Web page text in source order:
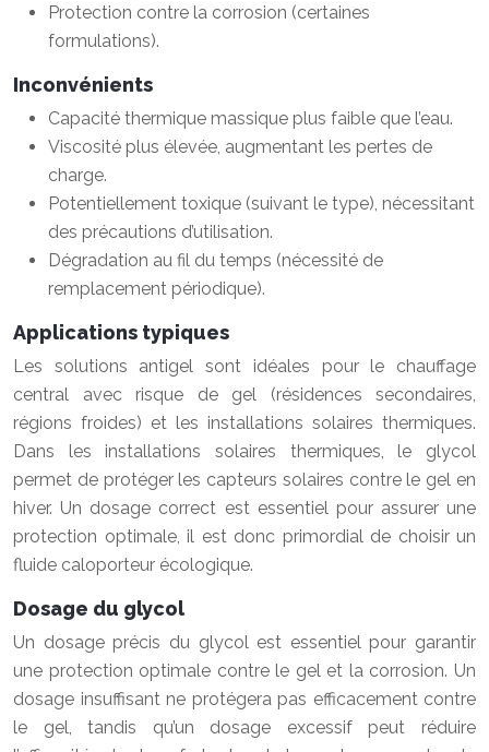
Protection contre la corrosion (certaines
formulations).
Inconvénients
Capacité thermique massique plus faible que l’eau.
Viscosité plus élevée, augmentant les pertes de
charge.
Potentiellement toxique (suivant le type), nécessitant
des précautions d’utilisation.
Dégradation au fil du temps (nécessité de
remplacement périodique).
Applications typiques
Les solutions antigel sont idéales pour le chauffage
central avec risque de gel (résidences secondaires,
régions froides) et les installations solaires thermiques.
Dans les installations solaires thermiques, le glycol
permet de protéger les capteurs solaires contre le gel en
hiver. Un dosage correct est essentiel pour assurer une
protection optimale, il est donc primordial de choisir un
fluide caloporteur écologique.
Dosage du glycol
Un dosage précis du glycol est essentiel pour garantir
une protection optimale contre le gel et la corrosion. Un
dosage insuffisant ne protégera pas efficacement contre
le gel, tandis qu’un dosage excessif peut réduire